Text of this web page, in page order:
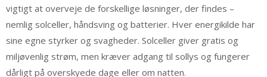
vigtigt at overveje de forskellige løsninger, der findes –
nemlig solceller, håndsving og batterier. Hver energikilde har
sine egne styrker og svagheder. Solceller giver gratis og
miljøvenlig strøm, men kræver adgang til sollys og fungerer
dårligt på overskyede dage eller om natten.